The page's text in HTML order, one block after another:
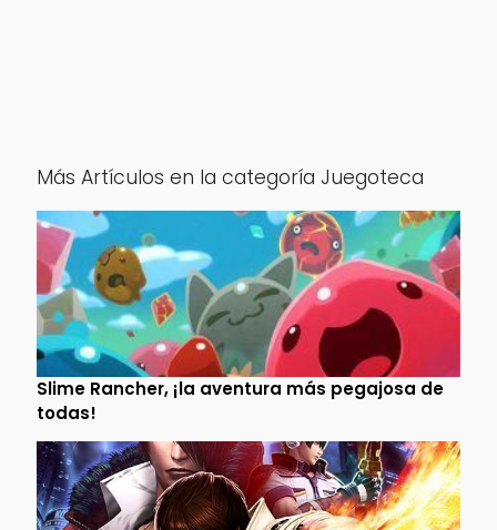
Más Artículos en la categoría Juegoteca
Slime Rancher, ¡la aventura más pegajosa de
todas!